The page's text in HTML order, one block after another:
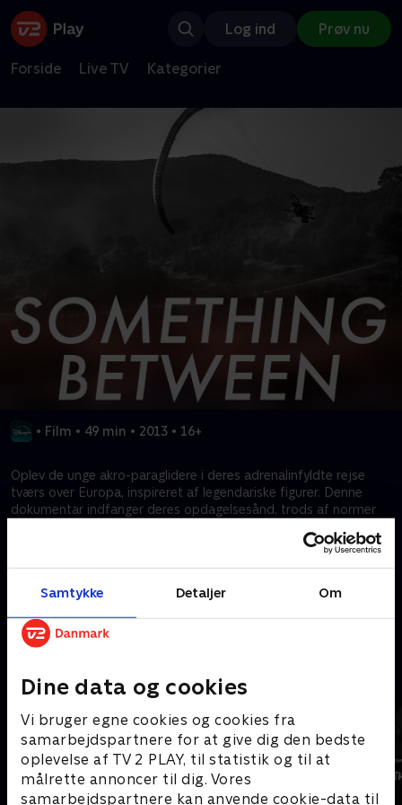
Samtykke Detaljer Om
Dine data og cookies
Vi bruger egne cookies og cookies fra
samarbejdspartnere for at give dig den bedste
oplevelse af TV 2 PLAY, til statistik og til at
målrette annoncer til dig. Vores
samarbejdspartnere kan anvende cookie-data til
Log ind Prøv nu
Forside Live TV Kategorier
• Film • 49 min • 2013 • 16+
Oplev de unge akro-paraglidere i deres adrenalinfyldte rejse
tværs over Europa, inspireret af legendariske figurer. Denne
dokumentar indfanger deres opdagelsesånd, trods af normer
fire måneder lange eventyr og vær vidne til deres stræben efter
Kræver tilkøb
Mere indhold fra Disney+